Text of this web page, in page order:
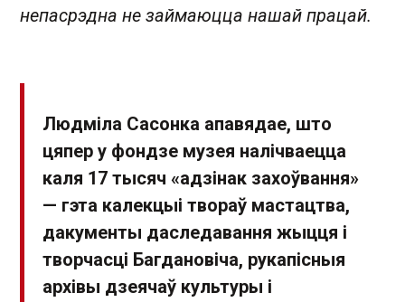
непасрэдна не займаюцца нашай працай.
Людміла Сасонка апавядае, што
цяпер у фондзе музея налічваецца
каля 17 тысяч «адзінак захоўвання»
— гэта калекцыі твораў мастацтва,
дакументы даследавання жыцця і
творчасці Багдановіча, рукапісныя
архівы дзеячаў культуры і